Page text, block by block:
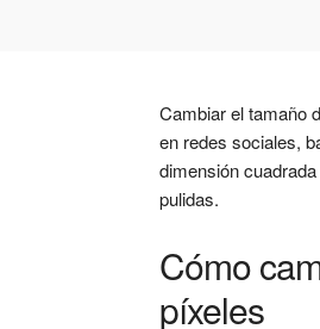
Cambiar el tamaño
en redes sociales,
dimensión
pulidas.
Cómo
píxeles